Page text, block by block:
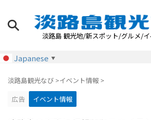
淡路島 観光地/新スポット/グルメ/
Japanese ▼
淡路島観光なび >イベント情報 >
広告
イベント情報